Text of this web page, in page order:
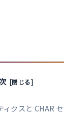
ィクスと CHAR